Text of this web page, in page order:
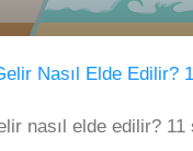
Nasıl Elde Edilir?
nasıl elde edilir?